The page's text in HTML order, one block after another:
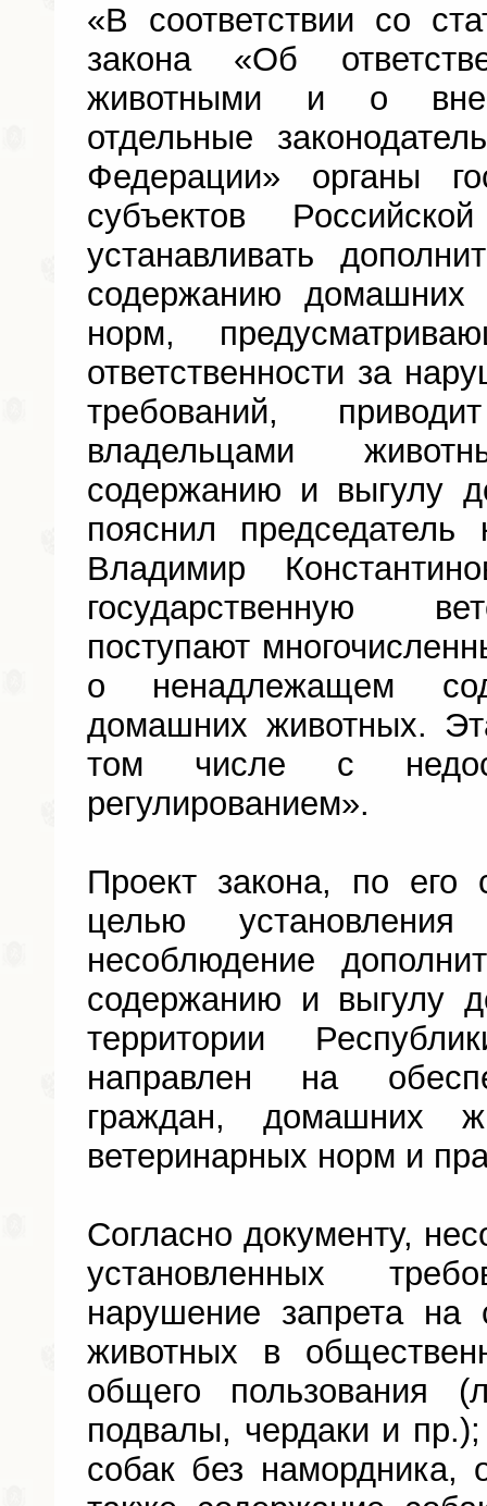
«В соответствии со
закона «Об
животными и о
отдельные
Федерации» органы
субъектов
устанавливать
содержанию домашних
норм,
ответственности за
требований,
владельцами
содержанию и выгулу
пояснил председатель
Владимир
государственную
поступают
о ненадлежащем
домашних животных.
том числе с
регулированием».
Проект закона, по его
целью установления
несоблюдение
содержанию и выгулу
территории
направлен на
граждан, домашних
ветеринарных норм и
Согласно документу,
установленных
нарушение запрета на
животных в
общего пользования
подвалы, чердаки и
собак без намордника,